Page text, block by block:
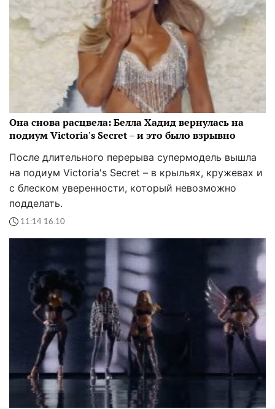
Она снова расцвела: Белла Хадид вернулась на
подиум Victoria's Secret – и это было взрывно
После длительного перерыва супермодель вышла
на подиум Victoria's Secret – в крыльях, кружевах и
с блеском уверенности, который невозможно
подделать.
11:14 16.10